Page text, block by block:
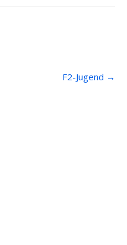
F2-Jugend →